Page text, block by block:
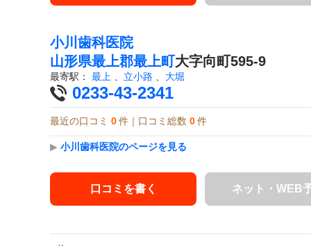
小川歯科医院
山形県最上郡最上町大字向町595-9
最寄駅： 最上 立小路 大堀
0233-43-2341
最近の口コミ 0 件｜口コミ総数 0 件
▶ 小川歯科医院のページを見る
口コミを書く ネット・WEB